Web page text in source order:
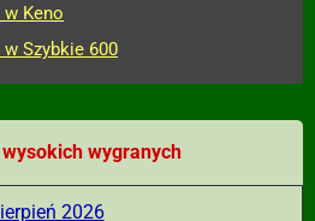
Keno
Szybkie 600
wygranych
2026